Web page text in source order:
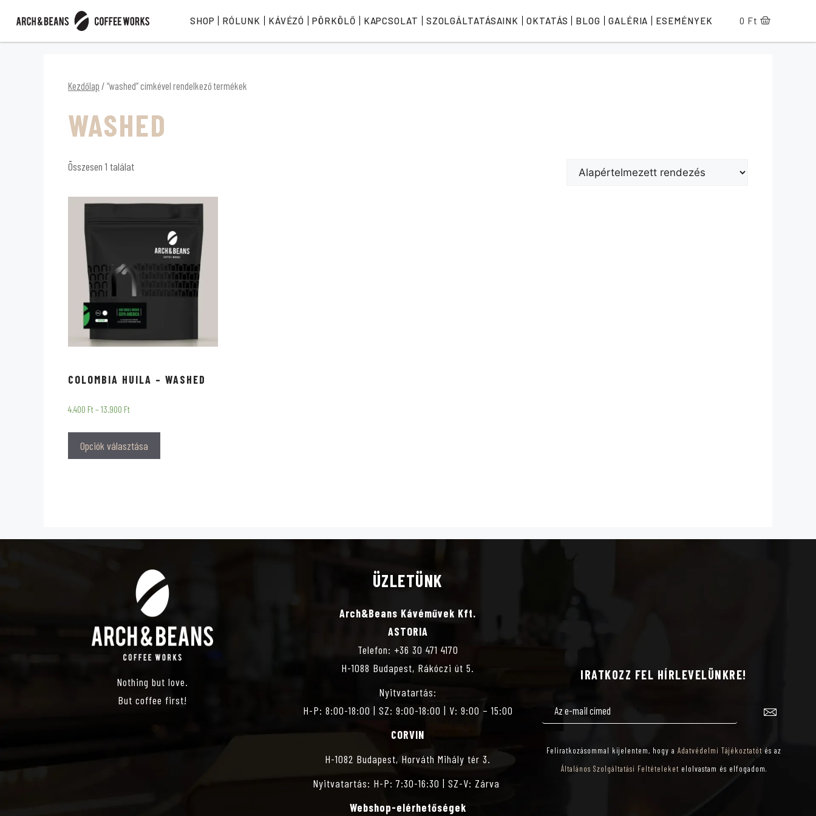
SHOP RÓLUNK KÁVÉZÓ PÖRKÖLŐ KAPCSOLAT SZOLGÁLTATÁSAINK OKTATÁS BLOG GALÉRIA ESEMÉNYEK 0 Ft
Kezdőlap / “washed” címkével rendelkező termékek
WASHED
Összesen 1 találat
COLOMBIA HUILA – WASHED
4.400 Ft–13.900 Ft
Opciók választása
Nothing but love.
But coffee first!
ÜZLETÜNK
Arch&Beans Kávéművek Kft.
ASTORIA
Telefon: +36 30 471 4170
H-1088 Budapest, Rákóczi út 5.
Nyitvatartás:
H-P: 8:00-18:00 | SZ: 9:00-18:00 | V: 9:00 – 15:00
CORVIN
H-1082 Budapest, Horváth Mihály tér 3.
Nyitvatartás: H-P: 7:30-16:30 | SZ-V: Zárva
Webshop-elérhetőségek
IRATKOZZ FEL HÍRLEVELÜNKRE!
Feliratkozásommal kijelentem, hogy a Adatvédelmi Tájékoztatót és az
Általános Szolgáltatási Feltételeket elolvastam és elfogadom.